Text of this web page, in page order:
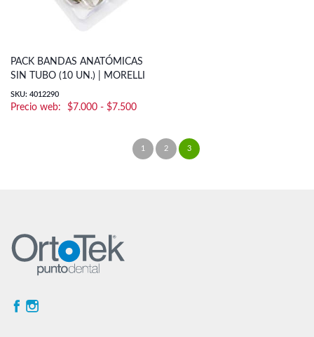
PACK BANDAS ANATÓMICAS
SIN TUBO (10 UN.) | MORELLI
SKU: 4012290
$7.000 - $7.500Rango
precios:
desde
1 2 3